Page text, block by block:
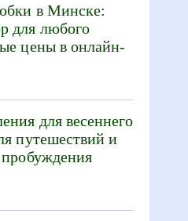
в Минске:
для любого
цены в онлайн-
для весеннего
путешествий и